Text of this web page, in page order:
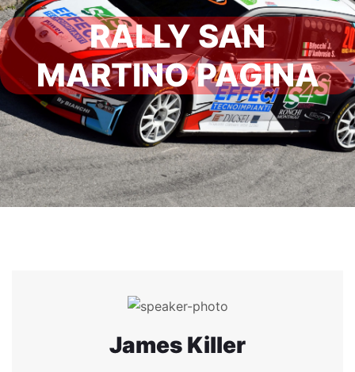
RALLY SAN
MARTINO PAGINA
James Killer